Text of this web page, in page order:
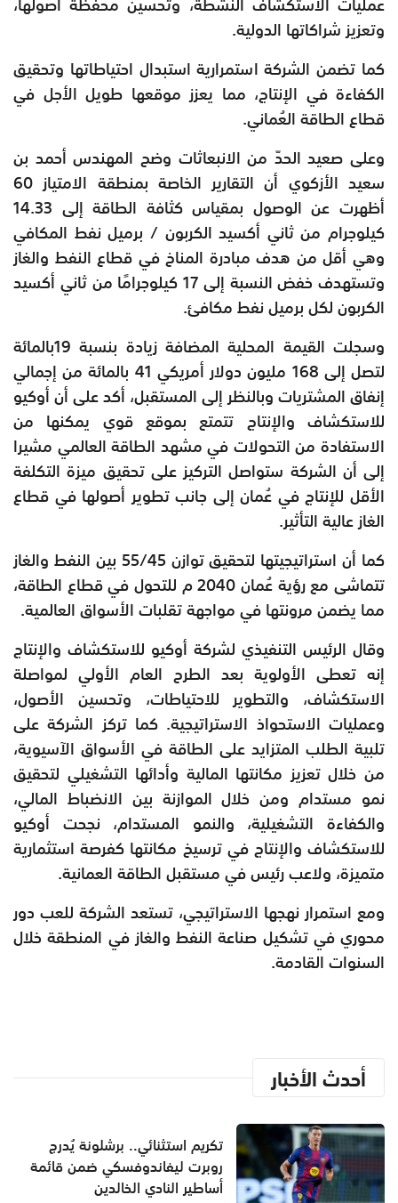
وتعزيز شراكاتها الدولية.
كما تضمن الشركة استمرارية استبدال احتياطاتها وتحقيق
الكفاءة في الإنتاج، مما يعزز موقعها طويل الأجل في
قطاع الطاقة العُماني.
وعلى صعيد الحدّ من الانبعاثات وضح المهندس أحمد بن
سعيد الأزكوي أن التقارير الخاصة بمنطقة الامتياز 60
أظهرت عن الوصول بمقياس كثافة الطاقة إلى 14.33
كيلوجرام من ثاني أكسيد الكربون / برميل نفط المكافي
وهي أقل من هدف مبادرة المناخ في قطاع النفط والغاز
وتستهدف خفض النسبة إلى 17 كيلوجرامًا من ثاني أكسيد
الكربون لكل برميل نفط مكافئ.
وسجلت القيمة المحلية المضافة زيادة بنسبة 19بالمائة
لتصل إلى 168 مليون دولار أمريكي 41 بالمائة من إجمالي
إنفاق المشتريات وبالنظر إلى المستقبل، أكد على أن أوكيو
للاستكشاف والإنتاج تتمتع بموقع قوي يمكنها من
الاستفادة من التحولات في مشهد الطاقة العالمي مشيرا
إلى أن الشركة ستواصل التركيز على تحقيق ميزة التكلفة
الأقل للإنتاج في عُمان إلى جانب تطوير أصولها في قطاع
الغاز عالية التأثير.
كما أن استراتيجيتها لتحقيق توازن 55/45 بين النفط والغاز
تتماشى مع رؤية عُمان 2040 م للتحول في قطاع الطاقة،
مما يضمن مرونتها في مواجهة تقلبات الأسواق العالمية.
وقال الرئيس التنفيذي لشركة أوكيو للاستكشاف والإنتاج
إنه تعطى الأولوية بعد الطرح العام الأولي لمواصلة
الاستكشاف، والتطوير للاحتياطات، وتحسين الأصول،
وعمليات الاستحواذ الاستراتيجية. كما تركز الشركة على
تلبية الطلب المتزايد على الطاقة في الأسواق الآسيوية،
من خلال تعزيز مكانتها المالية وأدائها التشغيلي لتحقيق
نمو مستدام ومن خلال الموازنة بين الانضباط المالي،
والكفاءة التشغيلية، والنمو المستدام، نجحت أوكيو
للاستكشاف والإنتاج في ترسيخ مكانتها كفرصة استثمارية
متميزة، ولاعب رئيس في مستقبل الطاقة العمانية.
ومع استمرار نهجها الاستراتيجي، تستعد الشركة للعب دور
محوري في تشكيل صناعة النفط والغاز في المنطقة خلال
السنوات القادمة.
أحدث الأخبار
تكريم استثنائي.. برشلونة يُدرج
روبرت ليفاندوفسكي ضمن قائمة
أساطير النادي الخالدين